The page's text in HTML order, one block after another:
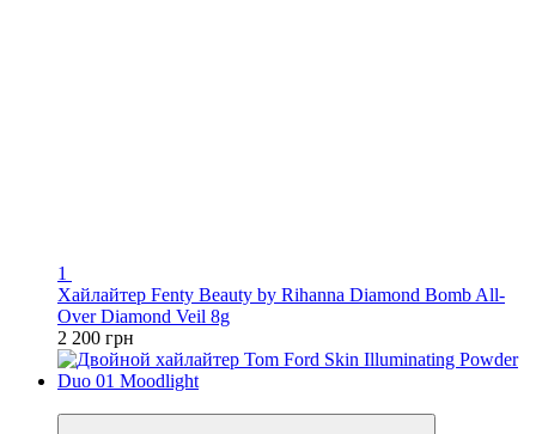
1
Хайлайтер Fenty Beauty by Rihanna Diamond Bomb All-
Over Diamond Veil 8g
2 200 грн